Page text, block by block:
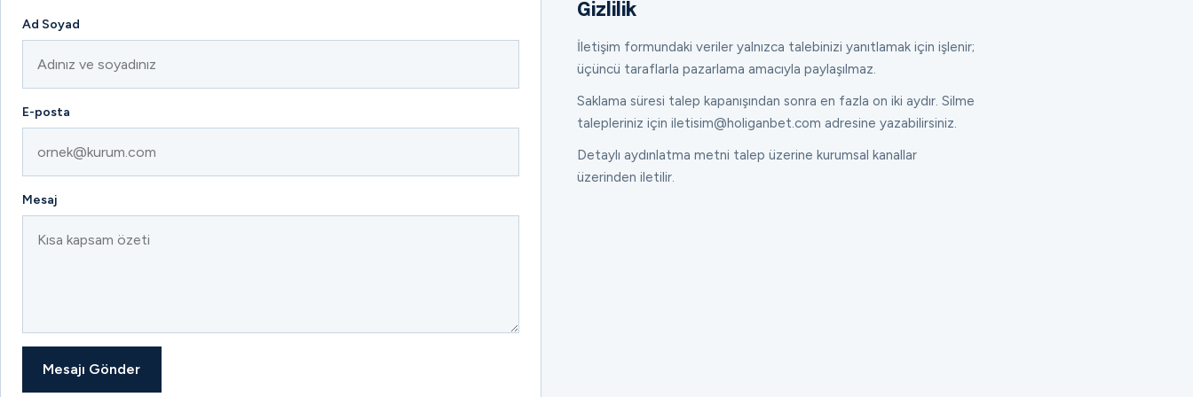
Ad Soyad
E-posta
Mesaj
Mesajı Gönder
Gizlilik
İletişim formundaki veriler yalnızca talebinizi yanıtlamak için işlenir;
üçüncü taraflarla pazarlama amacıyla paylaşılmaz.
Saklama süresi talep kapanışından sonra en fazla on iki aydır. Silme
talepleriniz için iletisim@holiganbet.com adresine yazabilirsiniz.
Detaylı aydınlatma metni talep üzerine kurumsal kanallar
üzerinden iletilir.